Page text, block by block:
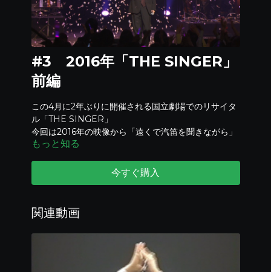
#3 2016年「THE SINGER」
前編
この4月に2年ぶりに開催される国立劇場でのリサイタ
ル「THE SINGER」
今回は2016年の映像から「遠くで汽笛を聞きながら」
や「サクラサク」などをお届け！
もっと知る
今すぐ購入
関連動画